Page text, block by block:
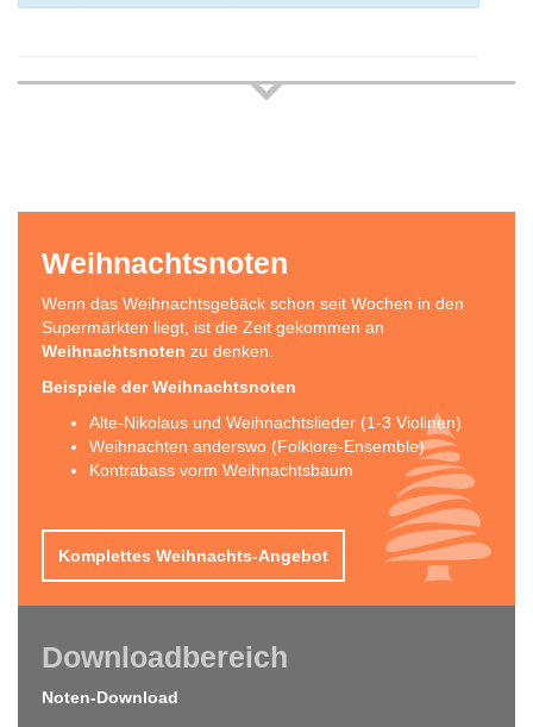
Weihnachtsnoten
Wenn das Weihnachtsgebäck schon seit Wochen in den
Supermärkten liegt, ist die Zeit gekommen an
Weihnachtsnoten zu denken.
Beispiele der Weihnachtsnoten
Alte-Nikolaus und Weihnachtslieder (1-3 Violinen)
Weihnachten anderswo (Folklore-Ensemble)
Kontrabass vorm Weihnachtsbaum
Komplettes Weihnachts-Angebot
Downloadbereich
Noten-Download